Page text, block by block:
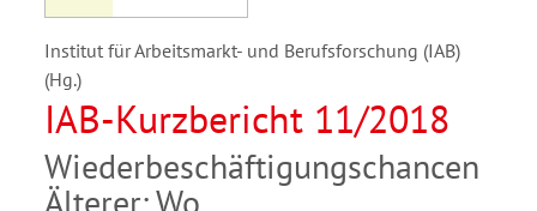
Institut für Arbeitsmarkt- und Berufsforschung (IAB)
(Hg.)
IAB-Kurzbericht 11/2018
Wiederbeschäftigungschancen